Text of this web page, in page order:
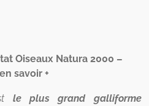
Oiseaux Natura 2000 –
savoir +
le plus grand galliforme